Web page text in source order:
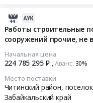
250
Работы строительные
сооружений прочие, не
Начальная цена
224 785 295 ₽ ,Аванс: 30%‍
Место поставки
Читинский
Забайкальский край